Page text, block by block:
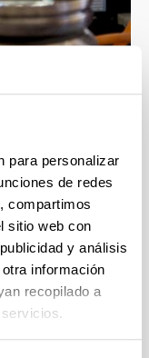
para personalizar
de redes
compartimos
sitio web con
y análisis
información
recopilado a
e
formación
científico que
esta
muy